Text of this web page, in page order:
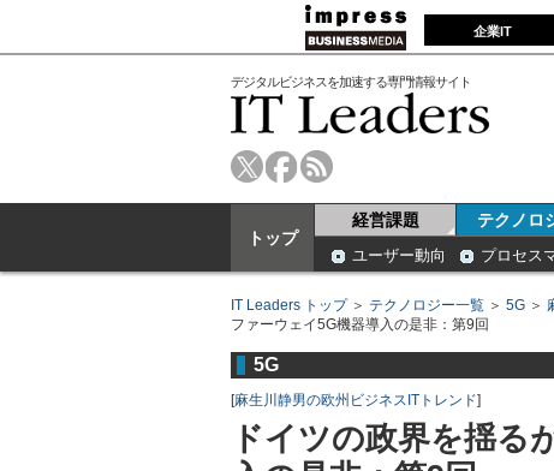
企業IT
デジタルビジネスを加速する専門情報サイト
トップ
経営課題 テクノロ
ユーザー動向 プロセス
IT Leaders トップ＞ テクノロジー一覧 ＞ 5G ＞
ファーウェイ5G機器導入の是非：第9回
5G
[麻生川静男の欧州ビジネスITトレンド]
ドイツの政界を揺る